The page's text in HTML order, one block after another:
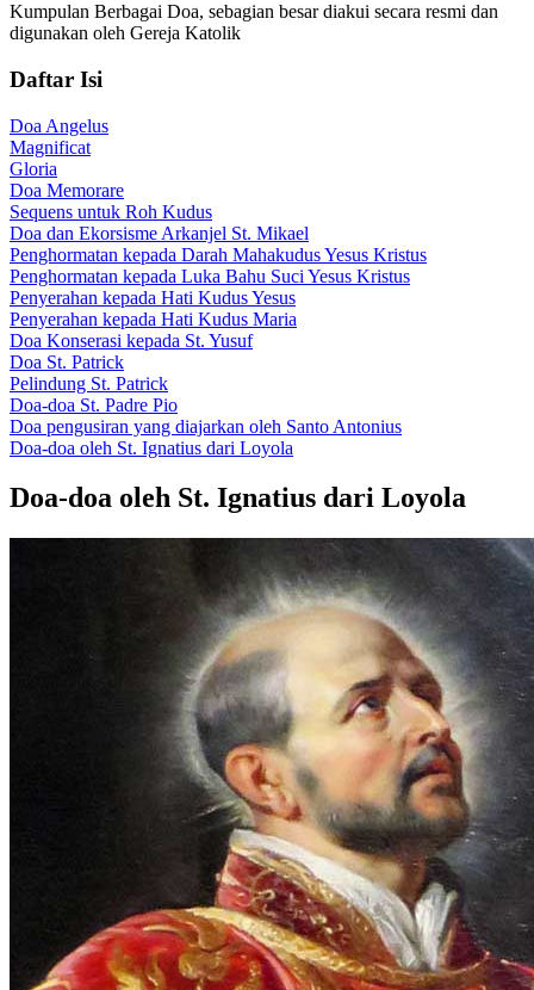
Kumpulan Berbagai Doa, sebagian besar diakui secara resmi dan
digunakan oleh Gereja Katolik
Daftar Isi
Doa Angelus
Magnificat
Gloria
Doa Memorare
Sequens untuk Roh Kudus
Doa dan Ekorsisme Arkanjel St. Mikael
Penghormatan kepada Darah Mahakudus Yesus Kristus
Penghormatan kepada Luka Bahu Suci Yesus Kristus
Penyerahan kepada Hati Kudus Yesus
Penyerahan kepada Hati Kudus Maria
Doa Konserasi kepada St. Yusuf
Doa St. Patrick
Pelindung St. Patrick
Doa-doa St. Padre Pio
Doa pengusiran yang diajarkan oleh Santo Antonius
Doa-doa oleh St. Ignatius dari Loyola
Doa-doa oleh St. Ignatius dari Loyola